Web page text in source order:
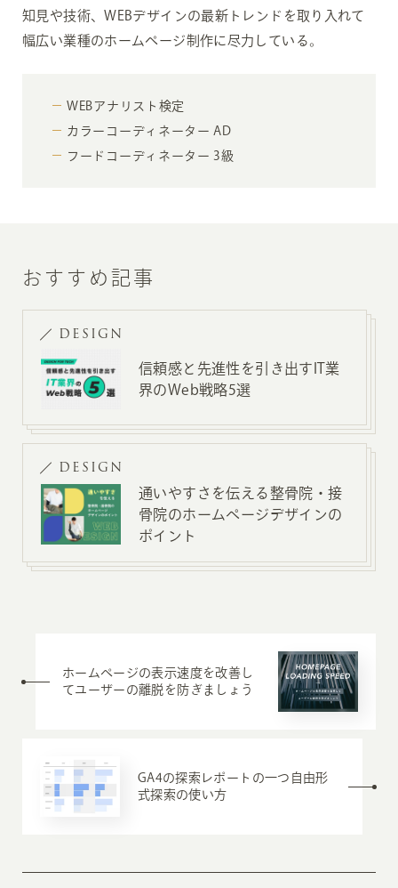
知見や技術、WEBデザインの最新トレンドを取り入れて
幅広い業種のホームページ制作に尽力している。
WEBアナリスト検定
カラーコーディネーター AD
フードコーディネーター 3級
おすすめ記事
DESIGN
信頼感と先進性を引き出すIT業
界のWeb戦略5選
DESIGN
通いやすさを伝える整骨院・接
骨院のホームページデザインの
ポイント
ホームページの表示速度を改善し
てユーザーの離脱を防ぎましょう
GA4の探索レポートの一つ自由形
式探索の使い方